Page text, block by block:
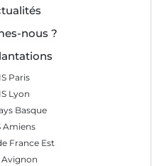
nous ?
Paris
Lyon
Basque
Amiens
France Est
Avignon